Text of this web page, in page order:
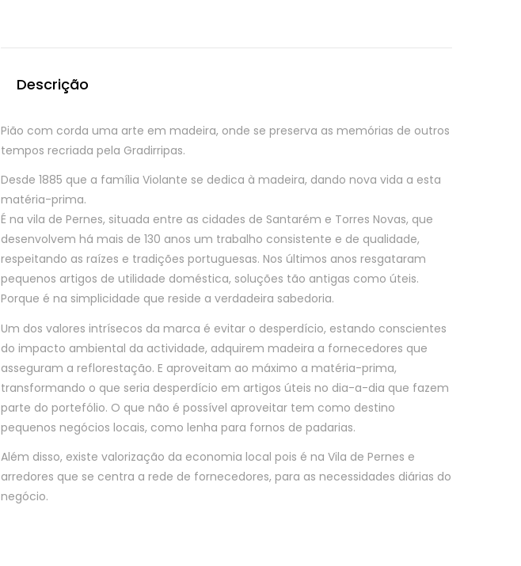
bicoDescrição
Pião com corda uma arte em madeira, onde se preserva as memórias de outros
tempos recriada pela Gradirripas.
Desde 1885 que a família Violante se dedica à madeira, dando nova vida a esta
matéria-prima.
É na vila de Pernes, situada entre as cidades de Santarém e Torres Novas, que
desenvolvem há mais de 130 anos um trabalho consistente e de qualidade,
respeitando as raízes e tradições portuguesas. Nos últimos anos resgataram
pequenos artigos de utilidade doméstica, soluções tão antigas como úteis.
Porque é na simplicidade que reside a verdadeira sabedoria.
Um dos valores intrísecos da marca é evitar o desperdício, estando conscientes
do impacto ambiental da actividade, adquirem madeira a fornecedores que
asseguram a reflorestação. E aproveitam ao máximo a matéria-prima,
transformando o que seria desperdício em artigos úteis no dia-a-dia que fazem
parte do portefólio. O que não é possível aproveitar tem como destino
pequenos negócios locais, como lenha para fornos de padarias.
Além disso, existe valorização da economia local pois é na Vila de Pernes e
arredores que se centra a rede de fornecedores, para as necessidades diárias do
negócio.